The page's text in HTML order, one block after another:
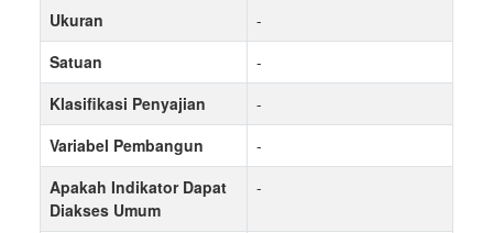
Ukuran
-
Satuan
-
Klasifikasi Penyajian
-
Variabel Pembangun
-
Apakah Indikator Dapat
Diakses Umum
-